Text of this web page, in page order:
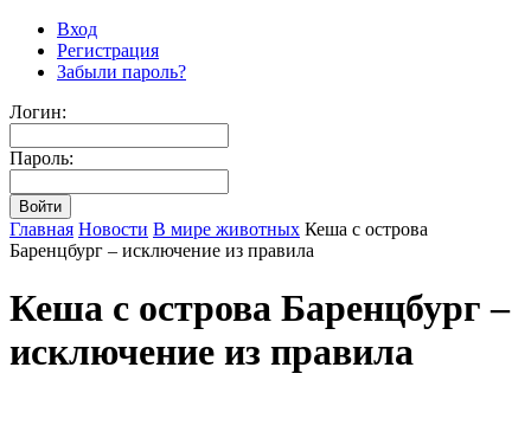
Вход
Регистрация
Забыли пароль?
Логин:
Пароль:
Главная Новости В мире животных Кеша с острова
Баренцбург – исключение из правила
Кеша с острова Баренцбург –
исключение из правила